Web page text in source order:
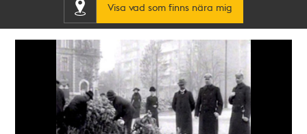
Visa vad som finns nära mig